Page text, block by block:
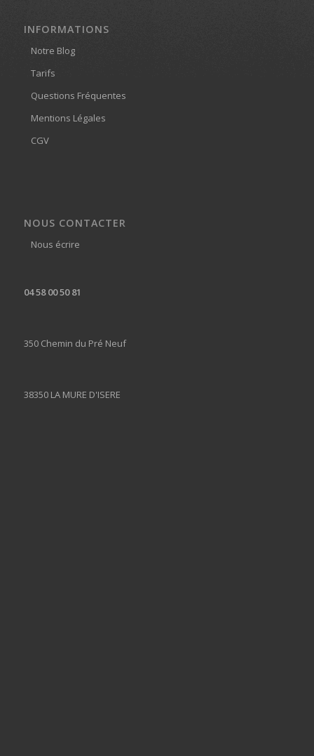
INFORMATIONS
Notre Blog
Tarifs
Questions Fréquentes
Mentions Légales
CGV
NOUS CONTACTER
Nous écrire
04 58 00 50 81
350 Chemin du Pré Neuf
38350 LA MURE D'ISERE